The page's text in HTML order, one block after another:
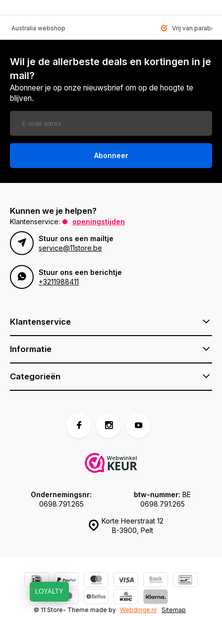
Australia webshop Vrij van
Wil je de allerbeste deals en kortingen in je
mail?
Abonneer je op onze nieuwsbrief om op de hoogte te
blijven.
Abonneer
Kunnen we je helpen?
Klantenservice:
openingstijden
Stuur ons een mailtje
service@11store.be
Stuur ons een berichtje
+3211988411
Klantenservice
Informatie
Categorieën
Korte Heerstraat 12
B-3900, Pelt
Ondernemingsnr:
0698.791.265
btw-nummer: BE
0698.791.265
© 11 Store- Theme made by Webdinge.nl Sitemap
LOYALTY